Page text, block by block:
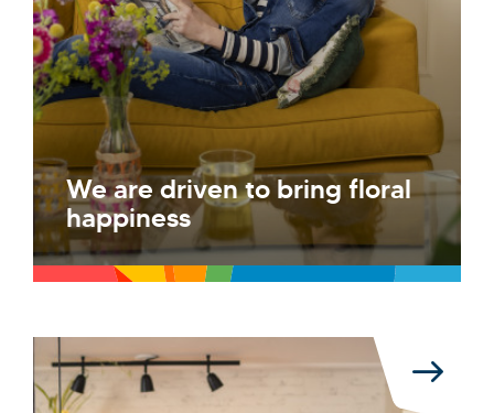
We are driven to bring floral
happiness